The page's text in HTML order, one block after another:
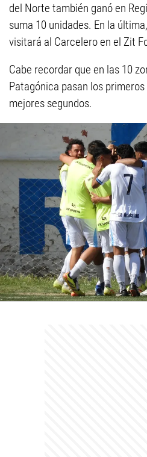
del Norte también ganó en
suma 10 unidades. En la
visitará al Carcelero en el Zit
Cabe recordar que en las 10
Patagónica pasan los
mejores segundos.